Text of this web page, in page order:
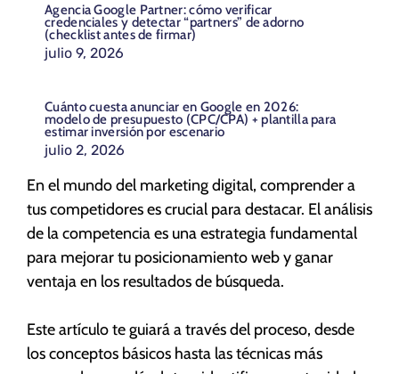
En el mundo del marketing digital, comprender a
tus competidores es crucial para destacar. El análisis
de la competencia es una estrategia fundamental
para mejorar tu posicionamiento web y ganar
ventaja en los resultados de búsqueda.
Este artículo te guiará a través del proceso, desde
los conceptos básicos hasta las técnicas más
Agencia Google Partner: cómo verificar
credenciales y detectar “partners” de adorno
(checklist antes de firmar)
julio 9, 2026
Cuánto cuesta anunciar en Google en 2026:
modelo de presupuesto (CPC/CPA) + plantilla para
estimar inversión por escenario
julio 2, 2026